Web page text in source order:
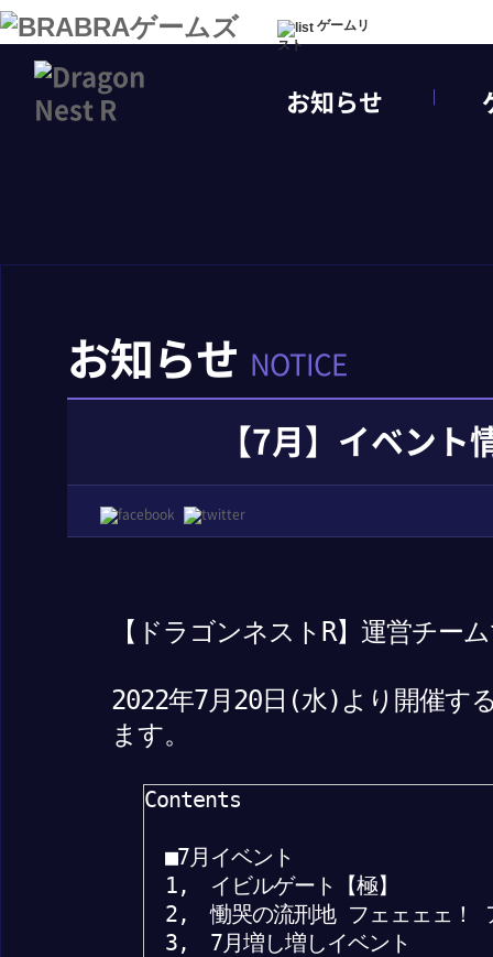
ゲームリ
スト
お知らせ
お知らせ NOTICE
【7月】イベント
【ドラゴンネストR】運営チー
2022年7月20日(水)より開催す
ます。
Contents
■7月イベント
1, イビルゲート【極】
2, 慟哭の流刑地 フェェェェ！
3, 7月増し増しイベント